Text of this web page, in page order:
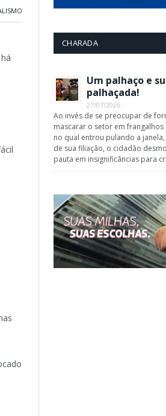
CHARADA
Um palhaço e
palhaçada!
27/07/2026
Ao invés de se preocupar de
mascarar o setor em
no qual entrou pulando a
de sua filiação, o cidadão
pauta em insignificâncias para